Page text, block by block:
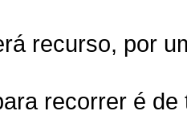
recurso, por
recorrer é